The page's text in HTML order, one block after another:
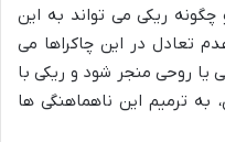
ریکی می تواند به این
تعادل در این چاکراها می
یا روحی منجر شود و ریکی با
به ترمیم این ناهماهنگی ها